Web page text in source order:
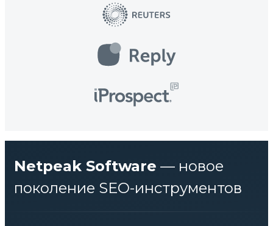
Netpeak Software — новое
поколение SEO-инструментов